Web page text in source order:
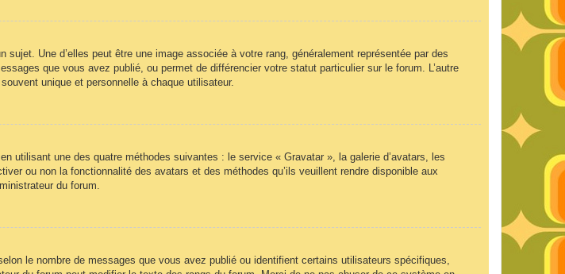
Une d’elles peut être une image associée à votre rang, généralement représentée par des
que vous avez publié, ou permet de différencier votre statut particulier sur le forum. L’autre
unique et personnelle à chaque utilisateur.
utilisant une des quatre méthodes suivantes : le service « Gravatar », la galerie d’avatars, les
ou non la fonctionnalité des avatars et des méthodes qu’ils veuillent rendre disponible aux
du forum.
le nombre de messages que vous avez publié ou identifient certains utilisateurs spécifiques,